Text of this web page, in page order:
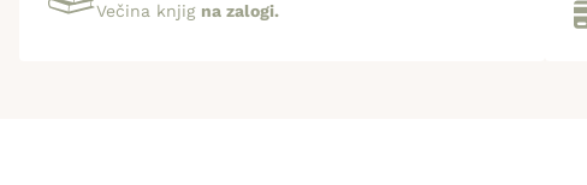
Večina knjig na zalogi.